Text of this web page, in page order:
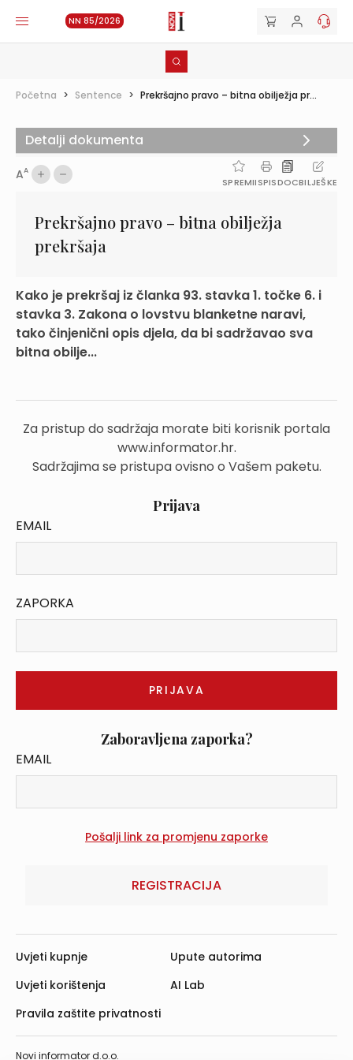
NN 85/2026
Početna > Sentence > Prekršajno pravo – bitna obilježja pr...
AA
SPREMIISPISDOCBILJEŠKE
Prekršajno pravo – bitna obilježja
prekršaja
Kako je prekršaj iz članka 93. stavka 1. točke 6. i
stavka 3. Zakona o lovstvu blanketne naravi,
tako činjenični opis djela, da bi sadržavao sva
bitna obilje...
Za pristup do sadržaja morate biti korisnik portala
www.informator.hr.
Sadržajima se pristupa ovisno o Vašem paketu.
Prijava
EMAIL
ZAPORKA
Zaboravljena zaporka?
EMAIL
REGISTRACIJA
Detalji dokumenta
Novi informator d.o.o.
Uvjeti kupnje
Uvjeti korištenja
Pravila zaštite privatnosti
Upute autorima
AI Lab